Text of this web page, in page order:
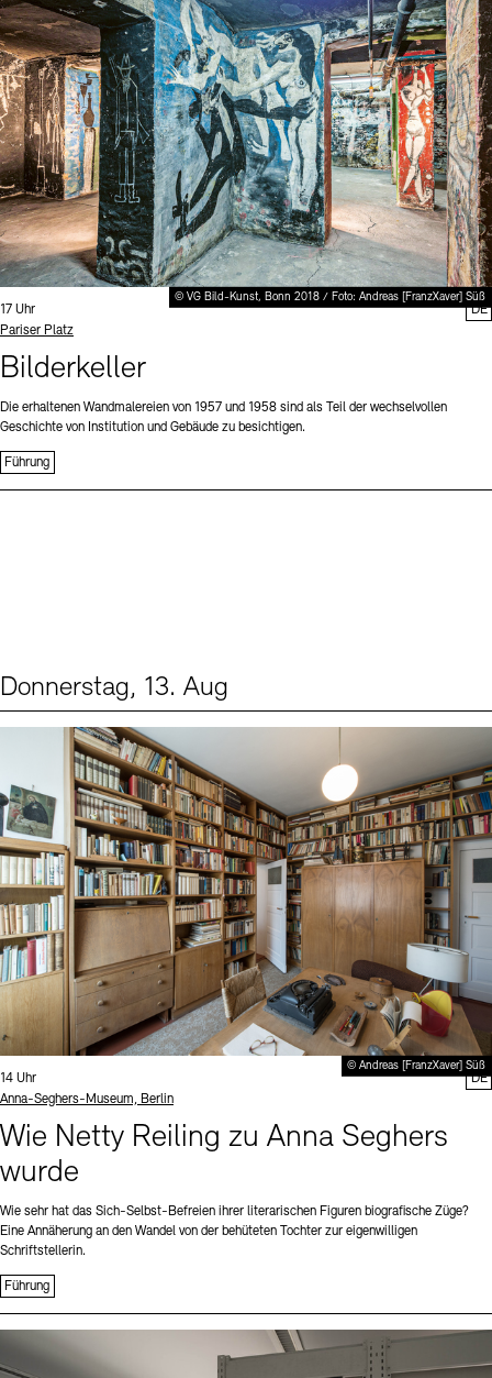
Stellenangebote Newsletter Presse
Nachhaltigkeit Kontakt
Digitale Sammlungen Exil-Archive
© VG Bild-Kunst, Bonn 2018 / Foto: Andreas [FranzXaver] Süß
Uhrzeit:
17 Uhr
Standort
Pariser Platz
Bilderkeller
Die erhaltenen Wandmalereien von 1957 und 1958 sind als Teil der wechselvollen
Geschichte von Institution und Gebäude zu besichtigen.
Führung
DE
Donnerstag, 13. Aug
© Andreas [FranzXaver] Süß
Uhrzeit:
14 Uhr
Standort
Anna-Seghers-Museum, Berlin
Wie Netty Reiling zu Anna Seghers
wurde
Wie sehr hat das Sich-Selbst-Befreien ihrer literarischen Figuren biografische Züge?
Eine Annäherung an den Wandel von der behüteten Tochter zur eigenwilligen
Schriftstellerin.
Führung
DE